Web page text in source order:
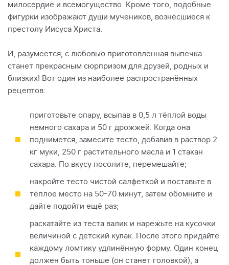
милосердие и всемогущество. Кроме того, подобные
фигурки изображают души мучеников, вознёсшиеся к
престолу Иисуса Христа.
И, разумеется, с любовью приготовленная выпечка
станет прекрасным сюрпризом для друзей, родных и
близких! Вот один из наиболее распространённых
рецептов:
приготовьте опару, всыпав в 0,5 л тёплой воды
немного сахара и 50 г дрожжей. Когда она
поднимется, замесите тесто, добавив в раствор 2
кг муки, 250 г растительного масла и 1 стакан
сахара. По вкусу посолите, перемешайте;
накройте тесто чистой салфеткой и поставьте в
тёплое место на 50-70 минут, затем обомните и
дайте подойти ещё раз;
раскатайте из теста валик и нарежьте на кусочки
величиной с детский кулак. После этого придайте
каждому ломтику удлинённую форму. Один конец
должен быть тоньше (он станет головкой), а